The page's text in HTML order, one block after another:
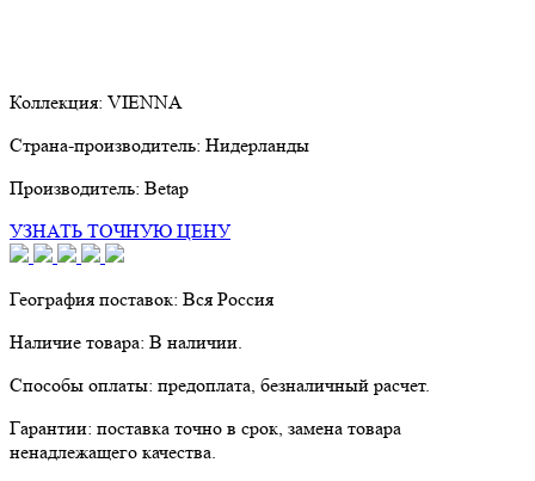
Коллекция: VIENNA
Страна-производитель: Нидерланды
Производитель: Betap
УЗНАТЬ ТОЧНУЮ ЦЕНУ
География поставок: Вся Россия
Наличие товара: В наличии.
Способы оплаты: предоплата, безналичный расчет.
Гарантии: поставка точно в срок, замена товара
ненадлежащего качества.